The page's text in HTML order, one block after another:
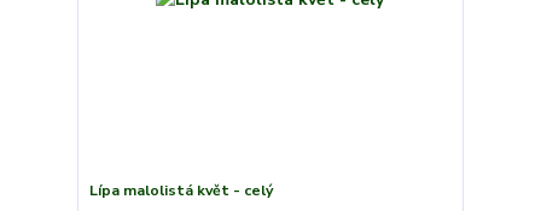
Lípa malolistá květ - celý